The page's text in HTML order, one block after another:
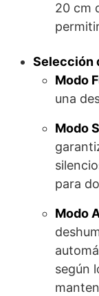
20 cm
Selección
Modo
una
Modo
para
Modo
según